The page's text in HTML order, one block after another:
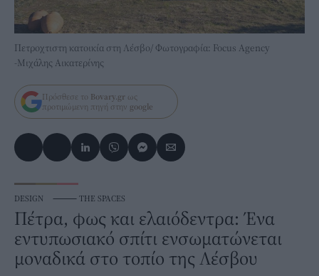
Πετροχτιστη κατοικία στη Λέσβο/ Φωτογραφία: Focus Agency
-Μιχάλης Αικατερίνης
Πρόσθεσε το Bovary.gr ως
προτιμώμενη πηγή στην google
DESIGN ⸻ THE SPACES
Πέτρα, φως και ελαιόδεντρα: Ένα
εντυπωσιακό σπίτι ενσωματώνεται
μοναδικά στο τοπίο της Λέσβου